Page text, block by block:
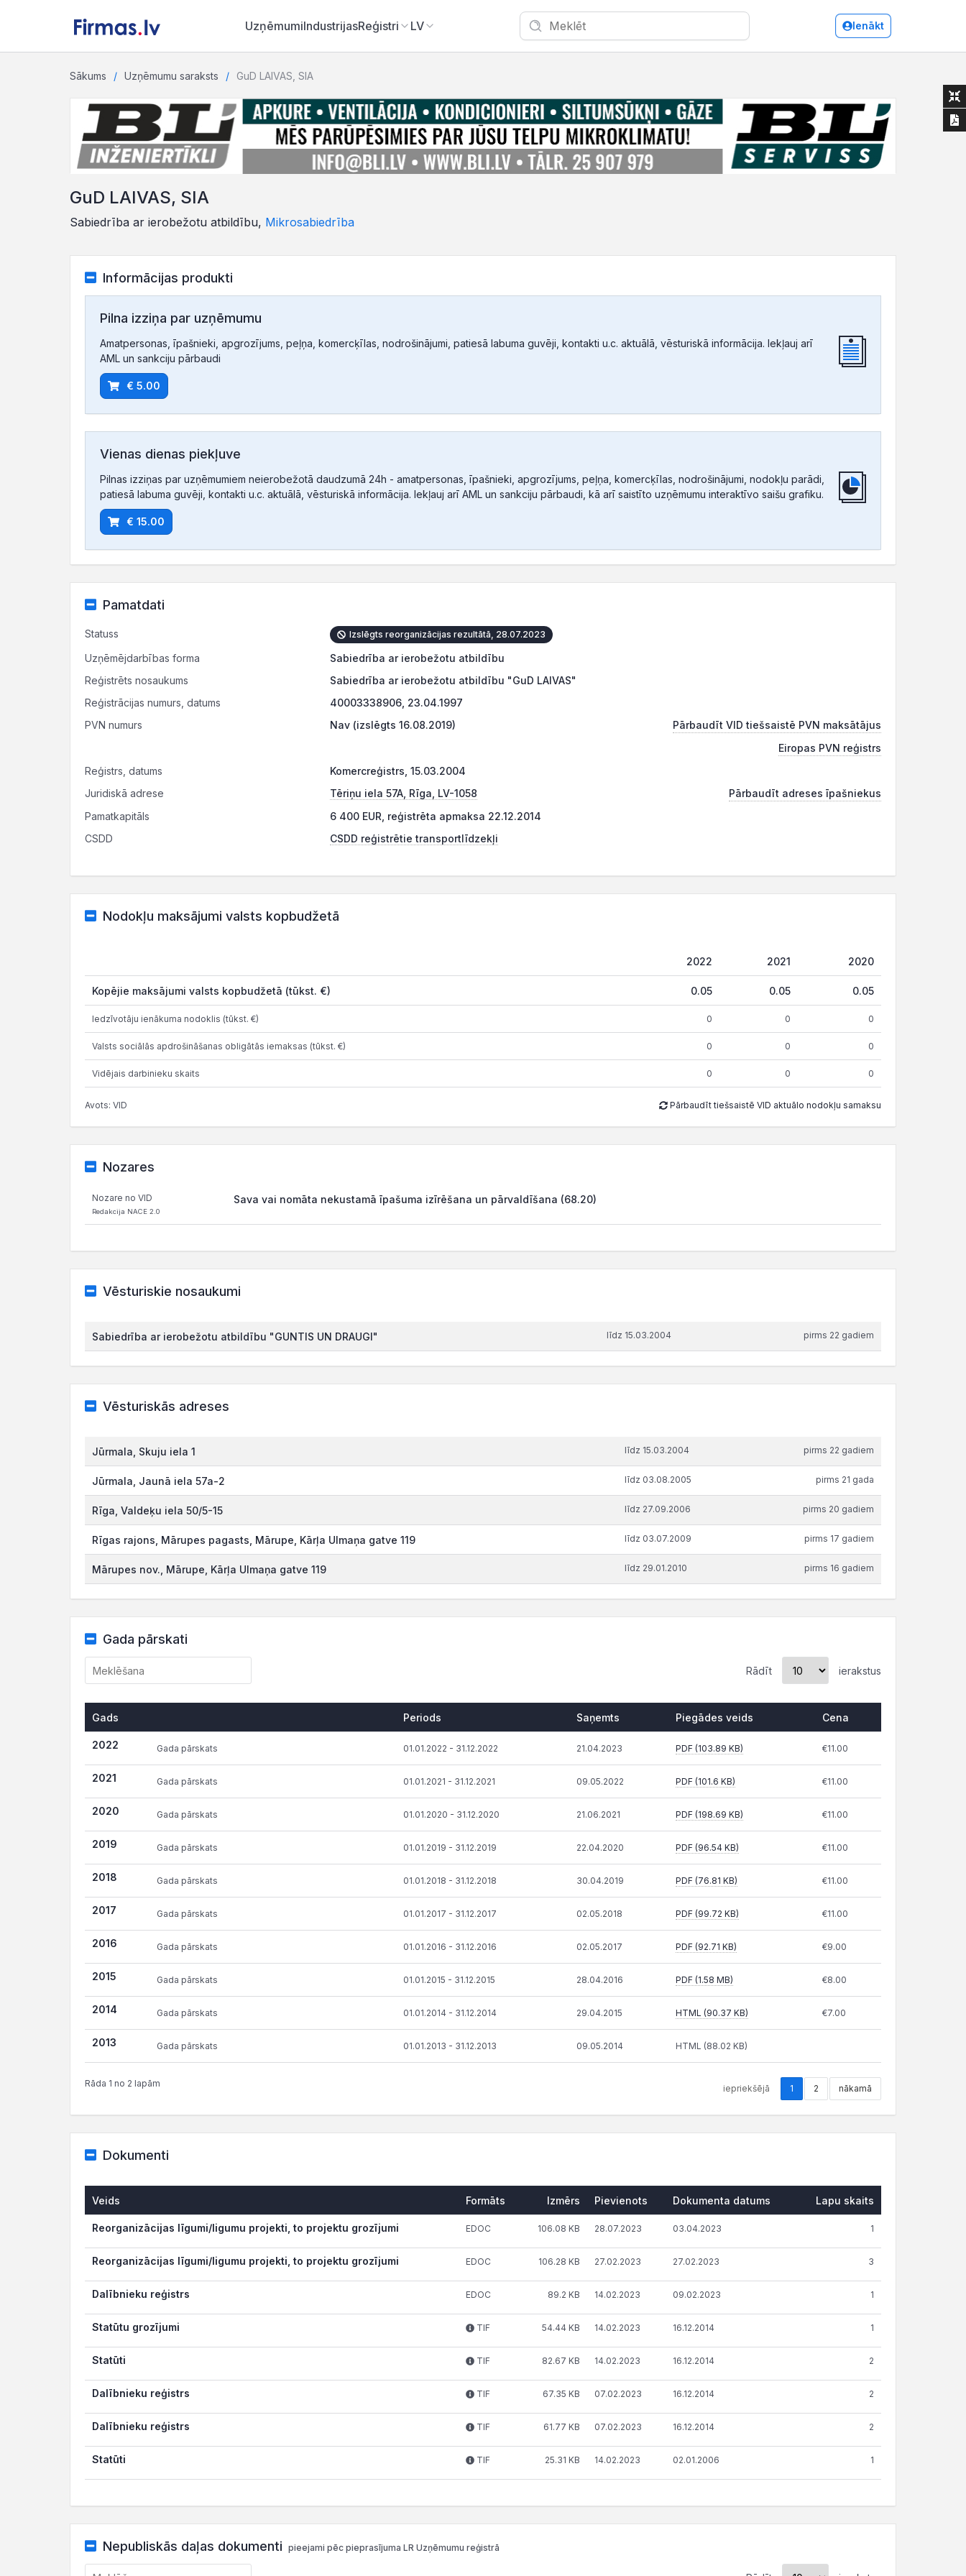
UzņēmumiIndustrijasReģistri LV Ienākt
Sākums Uzņēmumu saraksts GuD LAIVAS, SIA
GuD LAIVAS, SIA
Sabiedrība ar ierobežotu atbildību, Mikrosabiedrība
Informācijas produkti
Pilna izziņa par uzņēmumu
Amatpersonas, īpašnieki, apgrozījums, peļņa, komercķīlas, nodrošinājumi, patiesā labuma guvēji, kontakti u.c. aktuālā, vēsturiskā informācija. Iekļauj arī
AML un sankciju pārbaudi
€ 5.00
Vienas dienas piekļuve
Pilnas izziņas par uzņēmumiem neierobežotā daudzumā 24h - amatpersonas, īpašnieki, apgrozījums, peļņa, komercķīlas, nodrošinājumi, nodokļu parādi,
patiesā labuma guvēji, kontakti u.c. aktuālā, vēsturiskā informācija. Iekļauj arī AML un sankciju pārbaudi, kā arī saistīto uzņēmumu interaktīvo saišu grafiku.
€ 15.00
Pamatdati
Statuss Izslēgts reorganizācijas rezultātā, 28.07.2023
Uzņēmējdarbības forma
Sabiedrība ar ierobežotu atbildību
Reģistrēts nosaukums
Sabiedrība ar ierobežotu atbildību "GuD LAIVAS"
Reģistrācijas numurs, datums
40003338906, 23.04.1997
PVN numurs
Nav (izslēgts 16.08.2019)
Pārbaudīt VID tiešsaistē PVN maksātājus
Eiropas PVN reģistrs
Reģistrs, datums
Komercreģistrs, 15.03.2004
Juridiskā adrese
Tēriņu iela 57A, Rīga, LV-1058
Pārbaudīt adreses īpašniekus
Pamatkapitāls
6 400 EUR, reģistrēta apmaksa 22.12.2014
CSDD
CSDD reģistrētie transportlīdzekļi
Nodokļu maksājumi valsts kopbudžetā
2022 2021 2020
Kopējie maksājumi valsts kopbudžetā (tūkst. €) 0.05 0.05 0.05
Iedzīvotāju ienākuma nodoklis (tūkst. €) 0 0 0
Valsts sociālās apdrošināšanas obligātās iemaksas (tūkst. €) 0 0 0
Vidējais darbinieku skaits 0 0 0
Avots: VID Pārbaudīt tiešsaistē VID aktuālo nodokļu samaksu
Nozares
Nozare no VID
Redakcija NACE 2.0
Sava vai nomāta nekustamā īpašuma izīrēšana un pārvaldīšana (68.20)
Vēsturiskie nosaukumi
Sabiedrība ar ierobežotu atbildību "GUNTIS UN DRAUGI" līdz 15.03.2004 pirms 22 gadiem
Vēsturiskās adreses
Jūrmala, Skuju iela 1 līdz 15.03.2004 pirms 22 gadiem
Jūrmala, Jaunā iela 57a-2 līdz 03.08.2005 pirms 21 gada
Rīga, Valdeķu iela 50/5-15 līdz 27.09.2006 pirms 20 gadiem
Rīgas rajons, Mārupes pagasts, Mārupe, Kārļa Ulmaņa gatve 119 līdz 03.07.2009 pirms 17 gadiem
Mārupes nov., Mārupe, Kārļa Ulmaņa gatve 119 līdz 29.01.2010 pirms 16 gadiem
Gada pārskati
Rādīt ierakstus
Gads Periods Saņemts Piegādes veids
Cena
Gads
2022 Gada pārskats 01.01.2022 - 31.12.2022 21.04.2023 PDF (103.89 KB) €11.00
2021 Gada pārskats 01.01.2021 - 31.12.2021 09.05.2022 PDF (101.6 KB) €11.00
2020 Gada pārskats 01.01.2020 - 31.12.2020 21.06.2021 PDF (198.69 KB) €11.00
2019 Gada pārskats 01.01.2019 - 31.12.2019 22.04.2020 PDF (96.54 KB) €11.00
2018 Gada pārskats 01.01.2018 - 31.12.2018 30.04.2019 PDF (76.81 KB) €11.00
2017 Gada pārskats 01.01.2017 - 31.12.2017 02.05.2018 PDF (99.72 KB) €11.00
2016 Gada pārskats 01.01.2016 - 31.12.2016 02.05.2017 PDF (92.71 KB) €9.00
2015 Gada pārskats 01.01.2015 - 31.12.2015 28.04.2016 PDF (1.58 MB) €8.00
2014 Gada pārskats 01.01.2014 - 31.12.2014 29.04.2015 HTML (90.37 KB) €7.00
2013 Gada pārskats 01.01.2013 - 31.12.2013 09.05.2014 HTML (88.02 KB)
Rāda 1 no 2 lapām iepriekšējā 1 2 nākamā
Dokumenti
Veids Formāts Izmērs Pievienots Dokumenta datums Lapu skaits
Reorganizācijas līgumi/ligumu projekti, to projektu grozījumi EDOC 106.08 KB 28.07.2023 03.04.2023 1
Reorganizācijas līgumi/ligumu projekti, to projektu grozījumi EDOC 106.28 KB 27.02.2023 27.02.2023 3
Dalībnieku reģistrs EDOC 89.2 KB 14.02.2023 09.02.2023 1
Statūtu grozījumi TIF 54.44 KB 14.02.2023 16.12.2014 1
Statūti TIF 82.67 KB 14.02.2023 16.12.2014 2
Dalībnieku reģistrs TIF 67.35 KB 07.02.2023 16.12.2014 2
Dalībnieku reģistrs TIF 61.77 KB 07.02.2023 16.12.2014 2
Statūti TIF 25.31 KB 14.02.2023 02.01.2006 1
Nepubliskās daļas dokumenti pieejami pēc pieprasījuma LR Uzņēmumu reģistrā